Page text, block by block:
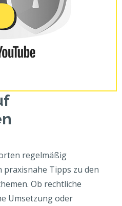
regelmäßig
Tipps zu den
Ob rechtliche
Umsetzung oder